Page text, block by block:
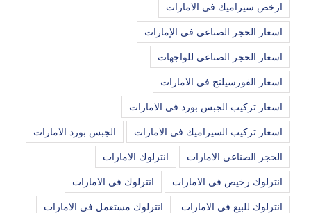
ارخص سيراميك في الامارات
اسعار الحجر الصناعي في الإمارات
اسعار الحجر الصناعي للواجهات
اسعار الفورسيلنج في الامارات
اسعار تركيب الجبس بورد في الامارات
اسعار تركيب السيراميك في الامارات الجبس بورد الامارات
الحجر الصناعي الامارات انترلوك الامارات
انترلوك رخيص في الامارات انترلوك في الامارات
انترلوك للبيع في الامارات انترلوك مستعمل في الامارات